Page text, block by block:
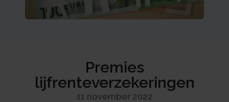
Premies
lijfrenteverzekeringen
11 november 2022